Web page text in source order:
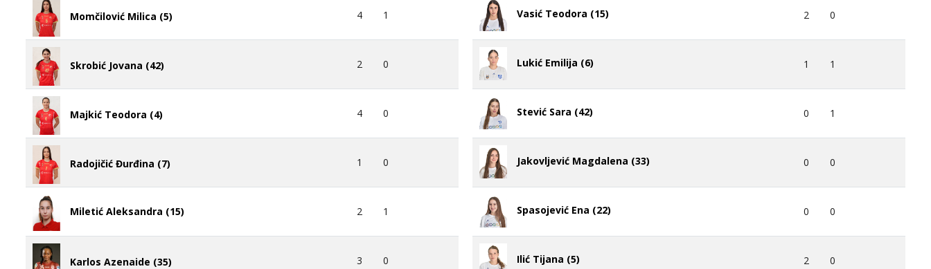
Momčilović Milica (5) 4 1
Skrobić Jovana (42) 2 0
Majkić Teodora (4) 4 0
Radojičić Đurđina (7) 1 0
Miletić Aleksandra (15) 2 1
Karlos Azenaide (35) 3 0
Vasić Teodora (15) 2 0
Lukić Emilija (6) 1 1
Stević Sara (42) 0 1
Jakovljević Magdalena (33) 0 0
Spasojević Ena (22) 0 0
Ilić Tijana (5) 2 0